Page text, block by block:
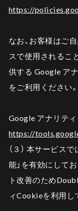
https://
なお、お客様はご
スで使用されるこ
供する Google ア
をご利用ください。
Google アナリティ
https://
（３） 本サービス
能」を有効にして
ト改善のため
ィCookieを利用し